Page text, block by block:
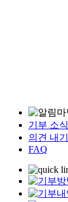
기부 소식
의견 내기
FAQ